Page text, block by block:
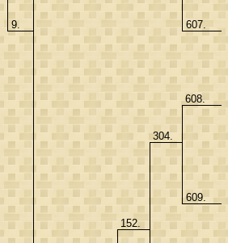
9. 607.
152.
304.
608.
609.